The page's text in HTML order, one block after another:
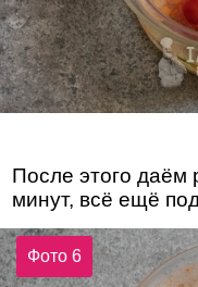
После этого даём
минут, всё ещё
Фото 6